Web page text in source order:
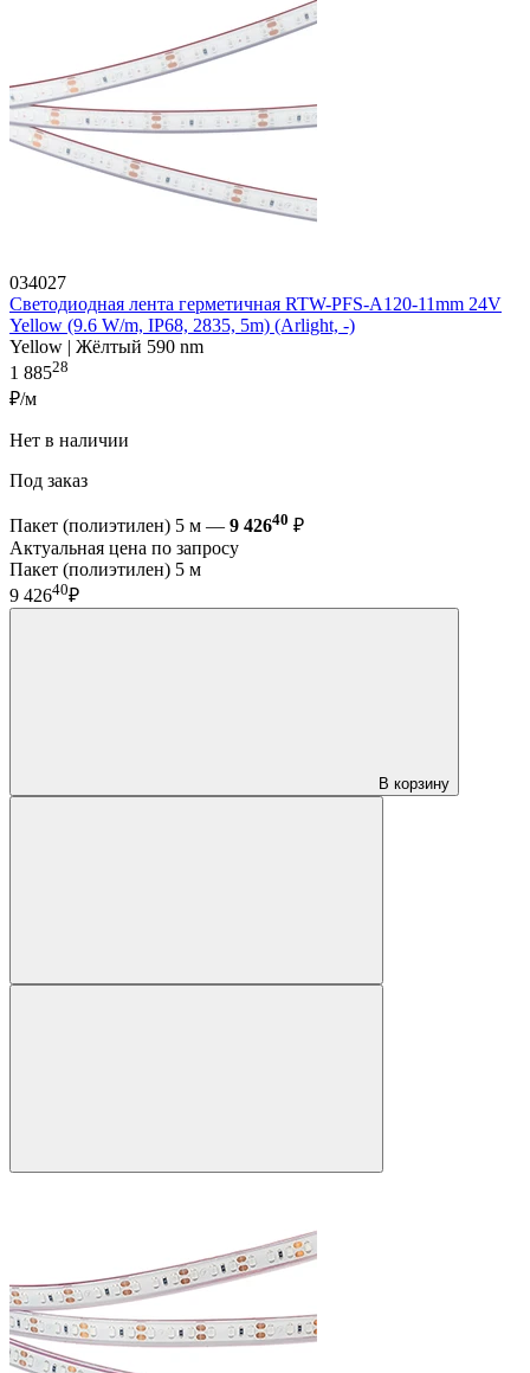
034027
Светодиодная лента герметичная RTW-PFS-A120-11mm 24V
Yellow (9.6 W/m, IP68, 2835, 5m) (Arlight, -)
Yellow | Жёлтый 590 nm
1 88528
₽/м
Нет в наличии
Под заказ
Пакет (полиэтилен) 5 м — 9 42640 ₽
Актуальная цена по запросу
Пакет (полиэтилен) 5 м
9 42640₽
В корзину